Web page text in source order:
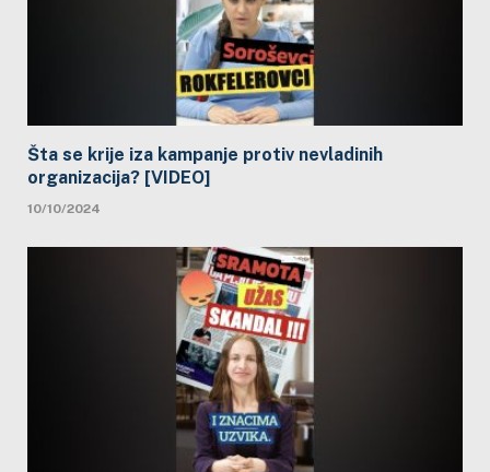
Šta se krije iza kampanje protiv nevladinih
organizacija? [VIDEO]
10/10/2024